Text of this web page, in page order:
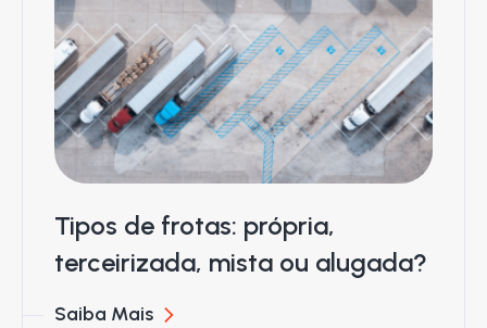
Tipos de frotas: própria,
terceirizada, mista ou alugada?
Saiba Mais